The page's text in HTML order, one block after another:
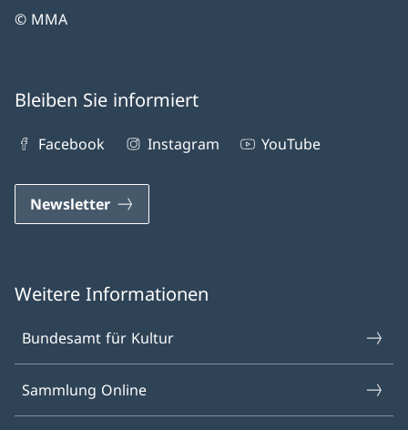
© MMA
Bleiben Sie informiert
Facebook Instagram YouTube
Newsletter
Weitere Informationen
Bundesamt für Kultur
Sammlung Online